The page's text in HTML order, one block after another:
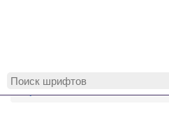
MyFonts.ru